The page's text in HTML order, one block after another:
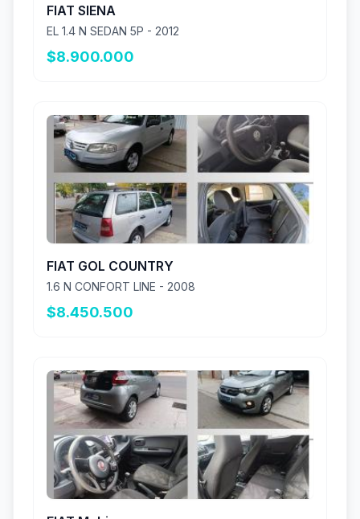
FIAT SIENA
EL 1.4 N SEDAN 5P - 2012
$8.900.000
FIAT GOL COUNTRY
1.6 N CONFORT LINE - 2008
$8.450.500